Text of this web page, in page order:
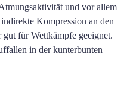
und vor allem
Kompression an den
für Wettkämpfe geeignet.
in der kunterbunten